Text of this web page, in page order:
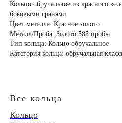
Кольцо обручальное из красного
боковыми гранями
Цвет металла: Красное золото
Металл/Проба: Золото 585 пробы
Тип кольца: Кольцо обручальное
Категория кольца: обручальная
Все кольца
Кольцо